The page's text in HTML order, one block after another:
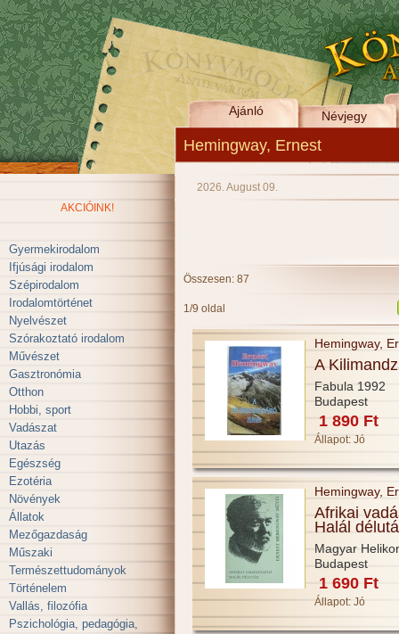
Ajánló Névjegy
Hemingway, Ernest
AKCIÓINK!
Gyermekirodalom
Ifjúsági irodalom
Szépirodalom
Irodalomtörténet
Nyelvészet
Szórakoztató irodalom
Művészet
Gasztronómia
Otthon
Hobbi, sport
Vadászat
Utazás
Egészség
Ezotéria
Növények
Állatok
Mezőgazdaság
Műszaki
Természettudományok
Történelem
Vallás, filozófia
Pszichológia, pedagógia,
2026. August 09.
Összesen: 87
1/9 oldal
Hemingway,
A
Fabula 1992
Budapest
1 890 Ft
Állapot: Jó
Hemingway,
Afrikai
Halál
Magyar
Budapest
1 690 Ft
Állapot: Jó